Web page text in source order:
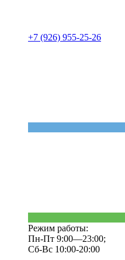
+7 (926) 955-25-26
Режим работы:
Пн-Пт 9:00—23:00;
Сб-Вс 10:00-20:00